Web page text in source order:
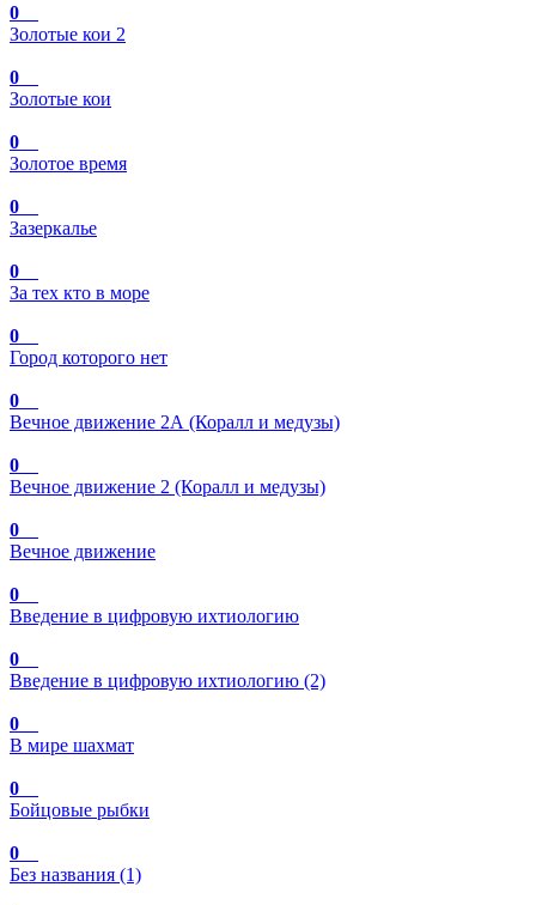
0
Золотые кои 2
0
Золотые кои
0
Золотое время
0
Зазеркалье
0
За тех кто в море
0
Город которого нет
0
Вечное движение 2А (Коралл и медузы)
0
Вечное движение 2 (Коралл и медузы)
0
Вечное движение
0
Введение в цифровую ихтиологию
0
Введение в цифровую ихтиологию (2)
0
В мире шахмат
0
Бойцовые рыбки
0
Без названия (1)